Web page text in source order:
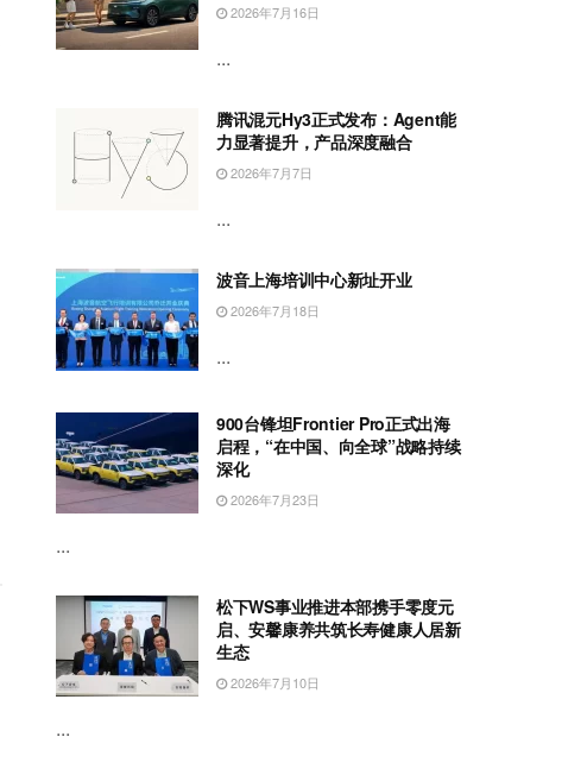
2026年7月16日
...
腾讯混元Hy3正式发布：Agent能
力显著提升，产品深度融合
2026年7月7日
...
波音上海培训中心新址开业
2026年7月18日
...
900台锋坦Frontier Pro正式出海
启程，“在中国、向全球”战略持续
深化
2026年7月23日
...
松下WS事业推进本部携手零度元
启、安馨康养共筑长寿健康人居新
生态
2026年7月10日
...